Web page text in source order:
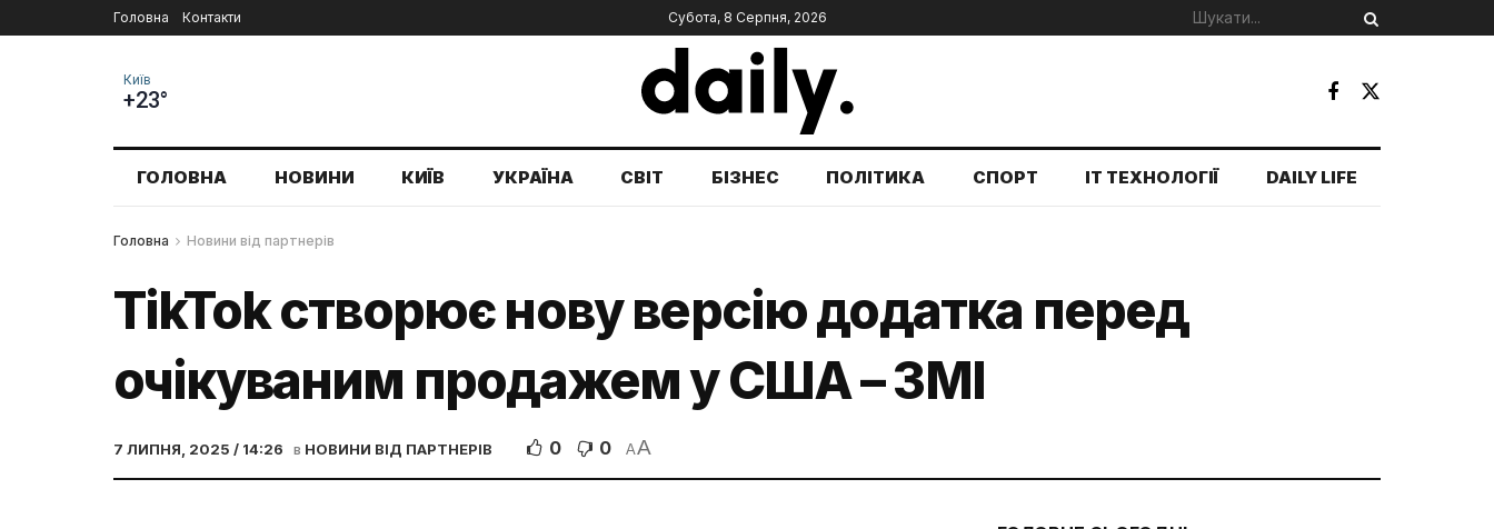
Головна Контакти Субота, 8 Серпня, 2026
Київ
+23°
ГОЛОВНА НОВИНИ КИЇВ УКРАЇНА СВІТ БІЗНЕС ПОЛІТИКА СПОРТ IT ТЕХНОЛОГІЇ DAILY LIFE
Головна Новини від партнерів
TikTok створює нову версію додатка перед
очікуваним продажем у США – ЗМІ
7 ЛИПНЯ, 2025 / 14:26 в НОВИНИ ВІД ПАРТНЕРІВ 0 0 AA